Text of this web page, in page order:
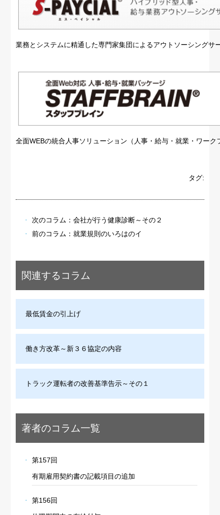
業務とシステムに精通した専門家集団によるアウトソーシングサ
全面WEBの統合人事ソリューション（人事・給与・就業・ワーク
タグ:
次のコラム： 会社が行う健康診断～その２
前のコラム： 就業規則のいろはのイ
関連するコラム
最低賃金の引上げ
働き方改革～新３６協定の内容
トラック運転者の改善基準告示～その１
著者のコラム一覧
第157回
有期雇用契約書の記載項目の追加
第156回